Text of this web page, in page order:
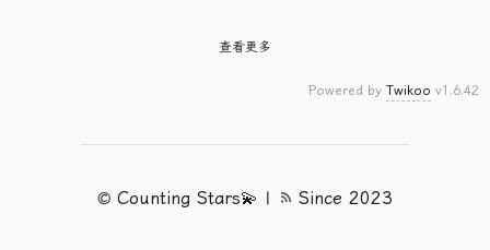
查看更多
Powered by Twikoo v1.6.42
© Counting Stars💫 | Since 2023